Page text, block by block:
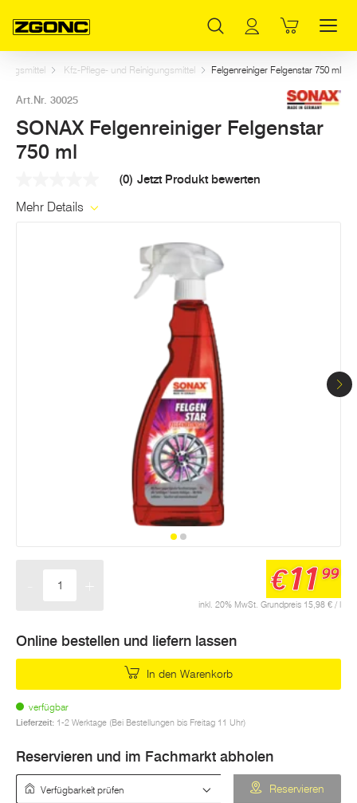
Kfz-Pflege- und Reinigungsmittel Felgenreiniger Felgenstar 750 ml
Art.Nr. 30025
SONAX Felgenreiniger Felgenstar
750 ml
Link
(0) Jetzt Produkt bewerten
Mehr Details
inkl. 20% MwSt. Grundpreis 15,98 € / l
€11 99
Online bestellen und liefern lassen
In den Warenkorb
verfügbar
Lieferzeit: 1-2 Werktage (Bei Bestellungen bis Freitag 11 Uhr)
Reservieren und im Fachmarkt abholen
Reservieren